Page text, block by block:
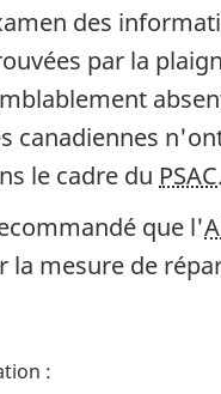
des
par la
canadiennes
le cadre du PSAC.
que l'
la mesure de